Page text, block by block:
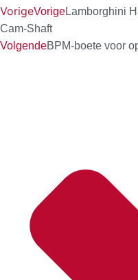
VorigeVorigeLamborghini
Cam-Shaft
VolgendeBPM-boete voor